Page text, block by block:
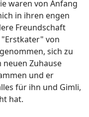
waren von Anfang
in ihren engen
Freundschaft
von
sich zu
Zuhause
und er
für ihn und Gimli,
hat.